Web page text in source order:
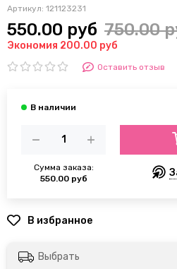
Артикул: 121123231
550.00 руб 750.00
Экономия 200.00 руб
Оставить отзыв
Сумма заказа:
550.00 руб
Выбрать